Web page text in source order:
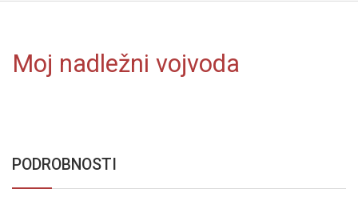
Moj nadležni vojvoda
PODROBNOSTI